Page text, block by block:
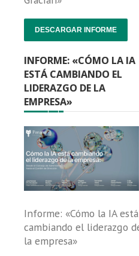
DESCARGAR INFORME
INFORME: «CÓMO LA IA
ESTÁ CAMBIANDO EL
LIDERAZGO DE LA
EMPRESA»
Informe: «Cómo la IA está
cambiando el liderazgo
la empresa»